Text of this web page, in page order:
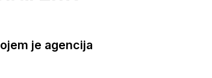
je agencija